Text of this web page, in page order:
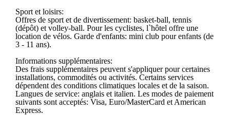
Sport et loisirs:
Offres de sport et de divertissement: basket-ball, tennis
(dépôt) et volley-ball. Pour les cyclistes, l`hôtel offre une
location de vélos. Garde d'enfants: mini club pour enfants (de
3 - 11 ans).
Informations supplémentaires:
Des frais supplémentaires peuvent s'appliquer pour certaines
installations, commodités ou activités. Certains services
dépendent des conditions climatiques locales et de la saison.
Langues de service: anglais et italien. Les modes de paiement
suivants sont acceptés: Visa, Euro/MasterCard et American
Express.